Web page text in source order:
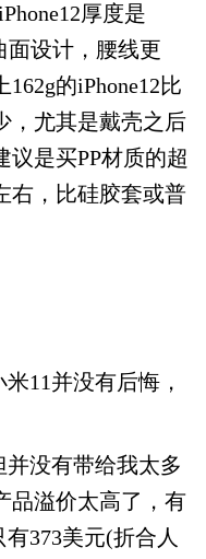
厚度是
面设计，腰线更
的iPhone12比
，尤其是戴壳之后
议是买PP材质的超
右，比硅胶套或普
11并没有后悔，
没有带给我太多
品溢价太高了，有
373美元(折合人